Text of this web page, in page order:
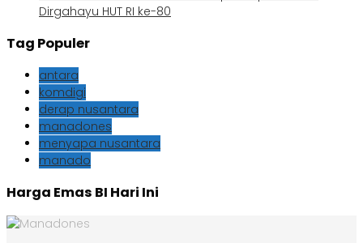
Dirgahayu HUT RI ke-80
Tag Populer
antara
komdigi
derap nusantara
manadones
menyapa nusantara
manado
Harga Emas BI Hari Ini